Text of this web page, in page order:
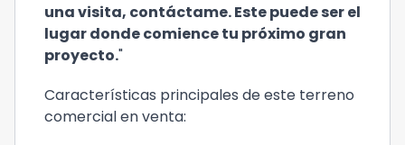
una visita, contáctame. Este puede ser el
lugar donde comience tu próximo gran
proyecto."
Características principales de este terreno
comercial en venta: